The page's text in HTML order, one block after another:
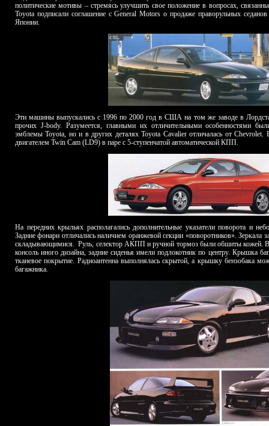
политические мотивы – стремясь улучшить свое положение в вопросах,
Toyota подписали соглашение с General Motors о продаже праворульных
Японии.
Эти машины выпускались с 1996 по 2000 год в США на том же заводе в
прочих J-body. Разумеется, главными их отличительными особенностями
эмблемы Toyota, но и в других деталях Toyota Cavalier отличалась от Chevrolet.
двигателем Twin Cam (LD9) в паре с 5-ступенчатой автоматической КПП.
На передних крыльях располагались дополнительные указатели поворота и
Задние фонари отличались наличием оранжевой секции «поворотников». Зеркала
складывающимися. Руль, селектор АКПП и ручной тормоз были обшиты кожей. В
консоль иного дизайна, задние сиденья имели подлокотник по центру. Крышка
тканевое покрытие. Радиоантенна выполнялась скрытой, а крышку бензобака
багажника.